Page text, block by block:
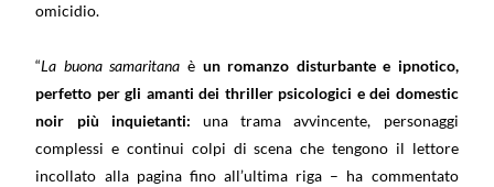
omicidio.
“La buona samaritana è un romanzo disturbante e ipnotico,
perfetto per gli amanti dei thriller psicologici e dei domestic
noir più inquietanti: una trama avvincente, personaggi
complessi e continui colpi di scena che tengono il lettore
incollato alla pagina fino all’ultima riga – ha commentato